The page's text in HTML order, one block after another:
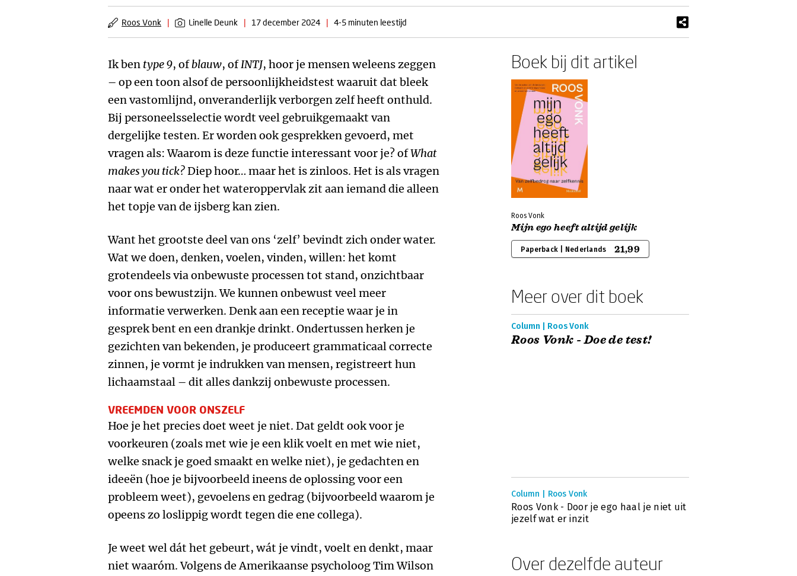
Roos Vonk | Linelle Deunk | 17 december 2024 | 4-5 minuten leestijd
Ik ben type 9, ofblauw, ofINTJ, hoor je mensen weleens zeggen
– op een toon alsof de persoonlijkheidstest waaruit dat bleek
een vastomlijnd, onveranderlijk verborgen zelf heeft onthuld.
Bij personeelsselectie wordt veel gebruikgemaakt van
dergelijke testen. Er worden ook gesprekken gevoerd, met
vragen als: Waarom is deze functie interessant voor je? ofWhat
makes you tick?Diep hoor… maar het is zinloos. Het is als vragen
naar wat er onder het wateroppervlak zit aan iemand die alleen
het topje van de ijsberg kan zien.
Want het grootste deel van ons ‘zelf’ bevindt zich onder water.
Wat we doen, denken, voelen, vinden, willen: het komt
grotendeels via onbewuste processen tot stand, onzichtbaar
voor ons bewustzijn. We kunnen onbewust veel meer
informatie verwerken. Denk aan een receptie waar je in
gesprek bent en een drankje drinkt. Ondertussen herken je
gezichten van bekenden, je produceert grammaticaal correcte
zinnen, je vormt je indrukken van mensen, registreert hun
lichaamstaal – dit alles dankzij onbewuste processen.
VREEMDEN VOOR ONSZELF
Hoe je het precies doet weet je niet. Dat geldt ook voor je
voorkeuren (zoals met wie je een klik voelt en met wie niet,
welke snack je goed smaakt en welke niet), je gedachten en
ideeën (hoe je bijvoorbeeld ineens de oplossing voor een
probleem weet), gevoelens en gedrag (bijvoorbeeld waarom je
opeens zo loslippig wordt tegen die ene collega).
Je weet wel dát het gebeurt, wát je vindt, voelt en denkt, maar
niet waaróm. Volgens de Amerikaanse psycholoog Tim Wilson
Boek bij dit artikel
Roos Vonk
Mijn ego heeft altijd gelijk
Paperback | Nederlands 21,99
Meer over dit boek
Column | Roos Vonk
Roos Vonk - Doe de test!
Column | Roos Vonk
Roos Vonk - Door je ego haal je niet uit
jezelf wat er inzit
Over dezelfde auteur